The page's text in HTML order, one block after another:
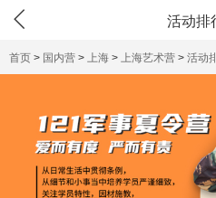
 活动排
首页 > 国内营 > 上海 > 上海艺术营 > 活动